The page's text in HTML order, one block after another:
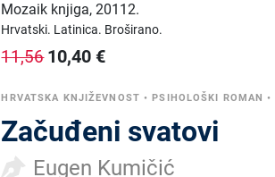
Mozaik knjiga,20112.
Hrvatski. Latinica. Broširano.
11,5610,40 €
HRVATSKA KNJIŽEVNOST •PSIHOLOŠKI ROMAN •
Začuđeni svatovi
Eugen Kumičić